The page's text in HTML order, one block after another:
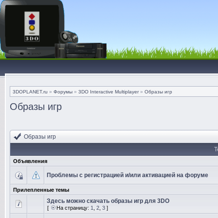
3DOPLANET.ru » Форумы » 3DO Interactive Multiplayer» Образы игр
Образы игр
Образы игр
Объявления
Проблемы с регистрацией и/или активацией на форуме
Прилепленные темы
Здесь можно скачать образы игр для 3DO
[ На страницу: 1 2 3 ]